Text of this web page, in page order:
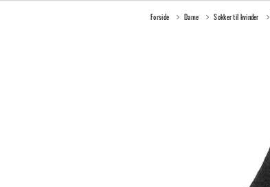
Forside Dame Sokker til kvinder